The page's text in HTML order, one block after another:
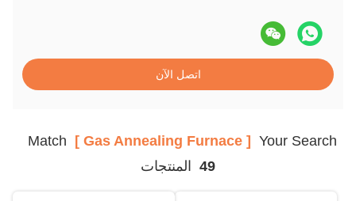
اتصل الآن
Your Search
[ Gas Annealing Furnace ]
49 المنتجات